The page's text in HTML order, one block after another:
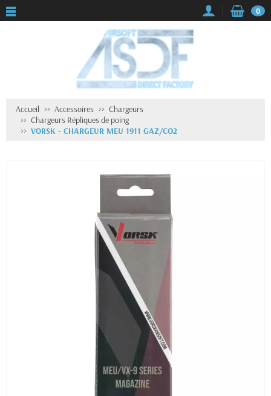
0
Accueil Accessoires
Chargeurs
Chargeurs Répliques de poing
VORSK - CHARGEUR MEU 1911 GAZ/CO2